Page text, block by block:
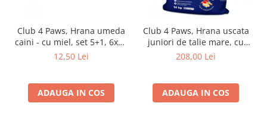
Club 4 Paws, Hrana umeda
caini - cu miel, set 5+1, 6x80
g
12,50 Lei
ADAUGA IN COS
Club 4 Paws, Hrana uscata
juniori de talie mare, cu
pui, 14kg
208,00 Lei
ADAUGA IN COS